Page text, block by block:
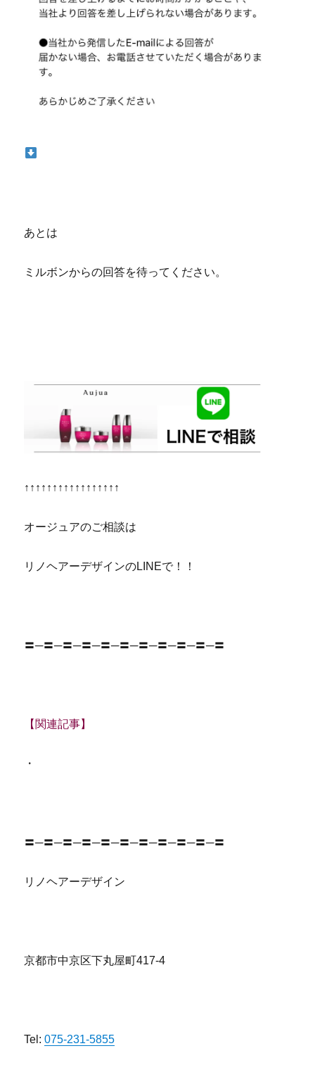
あとは
ミルボンからの回答を待ってください。
↑↑↑↑↑↑↑↑↑↑↑↑↑↑↑↑↑
オージュアのご相談は
リノヘアーデザインのLINEで！！
〓─〓─〓─〓─〓─〓─〓─〓─〓─〓─〓
【関連記事】
・
〓─〓─〓─〓─〓─〓─〓─〓─〓─〓─〓
リノヘアーデザイン
京都市中京区下丸屋町417-4
Tel:075-231-5855